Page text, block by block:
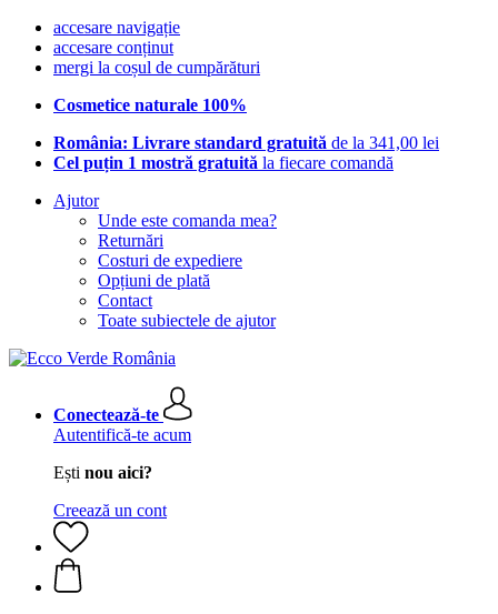
accesare navigație
accesare conținut
mergi la coșul de cumpărături
Cosmetice naturale 100%
România: Livrare standard gratuită de la 341,00 lei
Cel puțin 1 mostră gratuită la fiecare comandă
Ajutor
Unde este comanda mea?
Returnări
Costuri de expediere
Opțiuni de plată
Contact
Toate subiectele de ajutor
Conectează-te
Autentifică-te acum
Ești nou aici?
Creează un cont